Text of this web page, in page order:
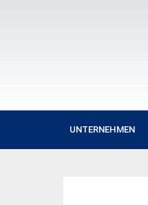
UNTERNEHMEN